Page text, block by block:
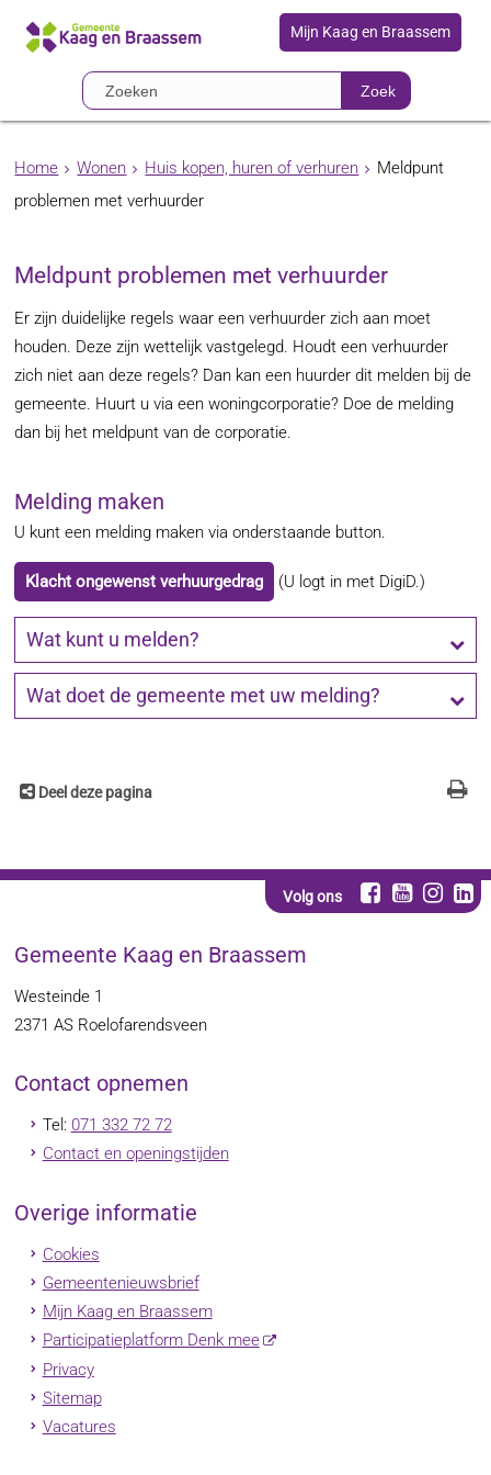
Mijn Kaag en Braassem
Zoek
Home Wonen Huis kopen, huren of verhuren
Meldpunt
problemen met verhuurder
Meldpunt problemen met verhuurder
Er zijn duidelijke regels waar een verhuurder zich aan moet
houden. Deze zijn wettelijk vastgelegd. Houdt een verhuurder
zich niet aan deze regels? Dan kan een huurder dit melden bij de
gemeente. Huurt u via een woningcorporatie? Doe de melding
dan bij het meldpunt van de corporatie.
Melding maken
U kunt een melding maken via onderstaande button.
Klacht ongewenst verhuurgedrag (U logt in met DigiD.)
Wat kunt u melden?
Wat doet de gemeente met uw melding?
Deel deze pagina
Volg ons
Gemeente Kaag en Braassem
Westeinde 1
2371 AS Roelofarendsveen
Contact opnemen
Tel: 071 332 72 72
Contact en openingstijden
Overige informatie
Cookies
Gemeentenieuwsbrief
Mijn Kaag en Braassem
Participatieplatform Denk mee
Privacy
Sitemap
Vacatures